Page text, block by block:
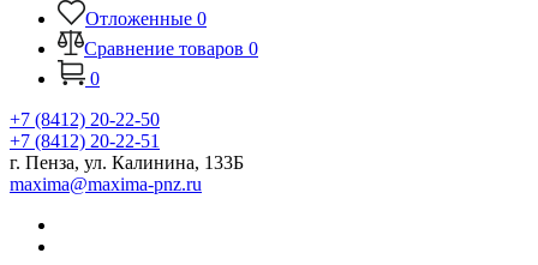
Отложенные 0
Сравнение товаров 0
0
+7 (8412) 20-22-50
+7 (8412) 20-22-51
г. Пенза, ул. Калинина, 133Б
maxima@maxima-pnz.ru